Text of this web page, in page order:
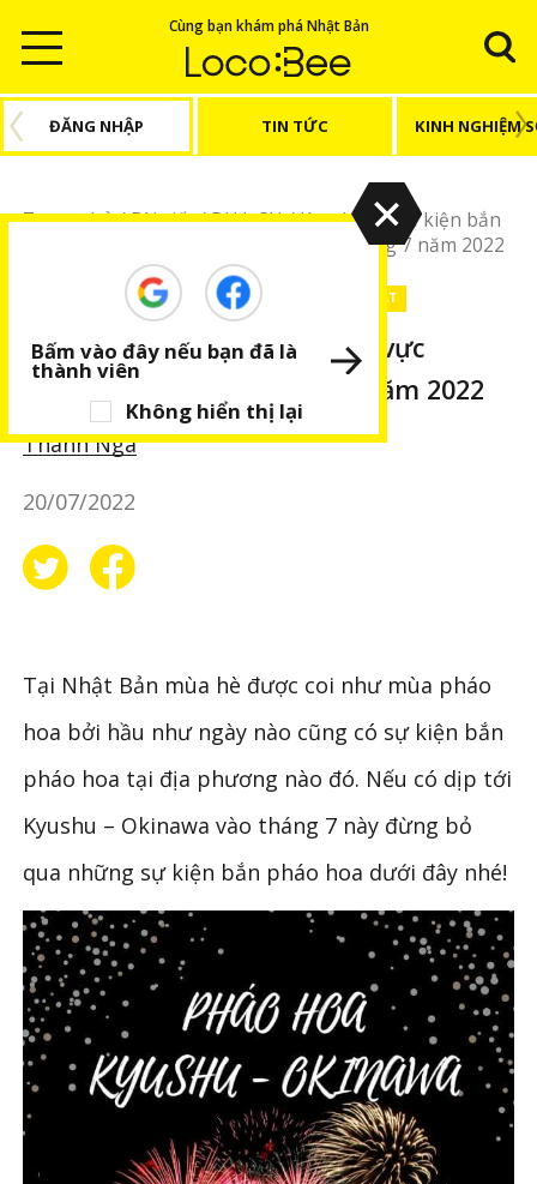
Cùng bạn khám phá Nhật Bản
ĐĂNG NHẬP TIN TỨC KINH NGHIỆM
Trang chủ/Bài viết/DU LỊCH/Kyushu /7 sự kiện bắn
pháo hoa khu vực Kyushu - Okinawa tháng 7 năm 2022
Kyushu Okinawa BÀI VIẾT NỔI BẬT
7 sự kiện bắn pháo hoa khu vực
Kyushu - Okinawa tháng 7 năm 2022
Thanh Nga
20/07/2022
Tại Nhật Bản mùa hè được coi như mùa pháo
hoa bởi hầu như ngày nào cũng có sự kiện bắn
pháo hoa tại địa phương nào đó. Nếu có dịp tới
Kyushu – Okinawa vào tháng 7 này đừng bỏ
qua những sự kiện bắn pháo hoa dưới đây nhé!
Không hiển thị lại
Bấm vào đây nếu bạn đã là
thành viên